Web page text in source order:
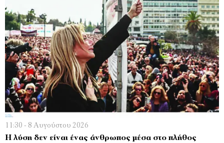
11:30 - 8 Αυγούστου 2026
Η λύση δεν είναι ένας άνθρωπος μέσα στο πλήθος